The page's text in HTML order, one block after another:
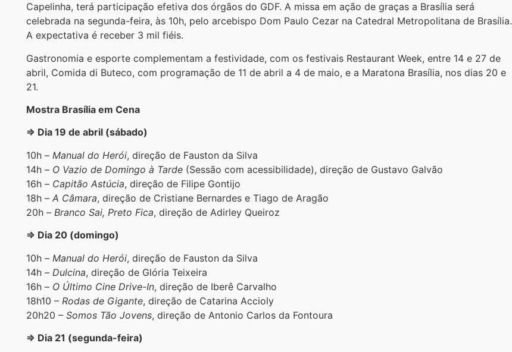
Capelinha, terá participação efetiva dos órgãos do GDF. A missa em ação de graças a Brasília será
celebrada na segunda-feira, às 10h, pelo arcebispo Dom Paulo Cezar na Catedral Metropolitana de Brasília.
A expectativa é receber 3 mil fiéis.
Gastronomia e esporte complementam a festividade, com os festivais Restaurant Week, entre 14 e 27 de
abril, Comida di Buteco, com programação de 11 de abril a 4 de maio, e a Maratona Brasília, nos dias 20 e
21.
Mostra Brasília em Cena
⇒ Dia 19 de abril (sábado)
10h – Manual do Herói, direção de Fauston da Silva
14h – O Vazio de Domingo à Tarde (Sessão com acessibilidade), direção de Gustavo Galvão
16h – Capitão Astúcia, direção de Filipe Gontijo
18h – A Câmara, direção de Cristiane Bernardes e Tiago de Aragão
20h – Branco Sai, Preto Fica, direção de Adirley Queiroz
⇒ Dia 20 (domingo)
10h – Manual do Herói, direção de Fauston da Silva
14h – Dulcina, direção de Glória Teixeira
16h – O Último Cine Drive-In, direção de Iberê Carvalho
18h10 – Rodas de Gigante, direção de Catarina Accioly
20h20 – Somos Tão Jovens, direção de Antonio Carlos da Fontoura
⇒ Dia 21 (segunda-feira)